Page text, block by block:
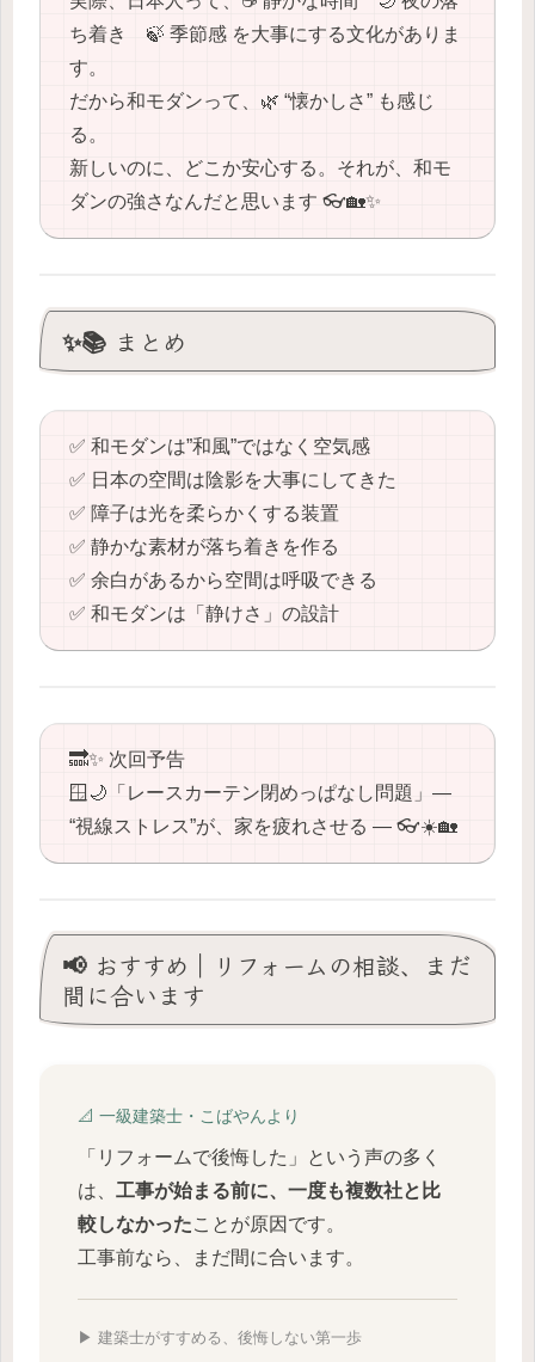
ち着き 🍃 季節感 を大事にする文化がありま
す。
だから和モダンって、🌿 “懐かしさ” も感じ
る。
新しいのに、どこか安心する。それが、和モ
ダンの強さなんだと思います 👓🏡✨
✨📚 まとめ
✅ 和モダンは”和風”ではなく空気感
✅ 日本の空間は陰影を大事にしてきた
✅ 障子は光を柔らかくする装置
✅ 静かな素材が落ち着きを作る
✅ 余白があるから空間は呼吸できる
✅ 和モダンは「静けさ」の設計
🔜✨ 次回予告
🪟🌙「レースカーテン閉めっぱなし問題」―
“視線ストレス”が、家を疲れさせる ― 👓☀️🏡
📢 おすすめ｜リフォームの相談、まだ
間に合います
📐 一級建築士・こばやんより
「リフォームで後悔した」という声の多く
は、 工事が始まる前に、一度も複数社と比
較しなかったことが原因です。
工事前なら、まだ間に合います。
▶ 建築士がすすめる、後悔しない第一歩